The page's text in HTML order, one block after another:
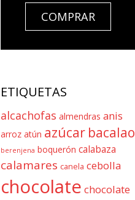
COMPRAR
ETIQUETAS
alcachofas almendras anis
arroz atún azúcar bacalao
berenjena boquerón calabaza
calamares canela cebolla
chocolate chocolate